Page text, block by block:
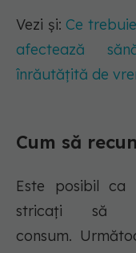
Vezi și:Ce
afectează
înrăutățită de
Cum să
Este posibil ca
stricați să
consum.